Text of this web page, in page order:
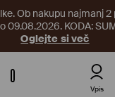
Ob nakupu najmanj 2
09.08.2026. KODA:
Oglejte si več
Vpis